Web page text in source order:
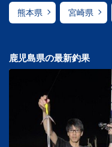
熊本県 宮崎県
鹿児島県の最新釣果